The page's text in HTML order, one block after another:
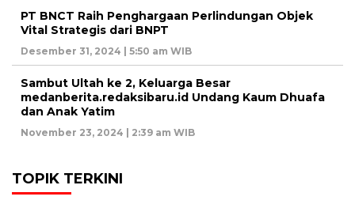
PT BNCT Raih Penghargaan Perlindungan Objek
Vital Strategis dari BNPT
Desember 31, 2024 | 5:50 am WIB
Sambut Ultah ke 2, Keluarga Besar
medanberita.redaksibaru.id Undang Kaum Dhuafa
dan Anak Yatim
November 23, 2024 | 2:39 am WIB
TOPIK TERKINI